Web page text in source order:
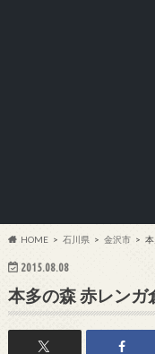
HOME 石川県 金沢市
2015.08.08
本多の森 赤レン